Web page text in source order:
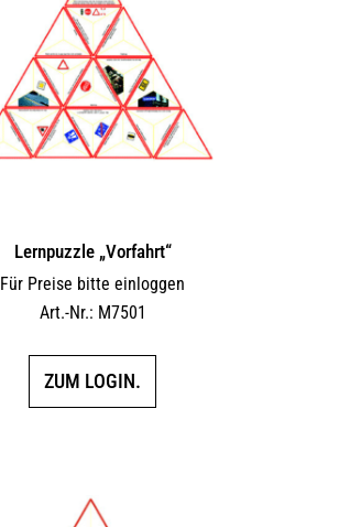
Lernpuzzle „Vorfahrt“
Für Preise bitte einloggen
Art.-Nr.: M7501
ZUM LOGIN.